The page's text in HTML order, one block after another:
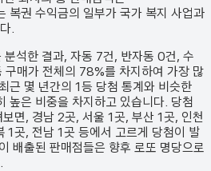
복권 수익금의 일부가 국가 복지 사업과
.
분석한 결과, 자동 7건, 반자동 0건, 수
구매가 전체의 78%를 차지하여 가장 많
근 몇 년간의 1등 당첨 통계와 비슷한
높은 비중을 차지하고 있습니다. 당첨
면, 경남 2곳, 서울 1곳, 부산 1곳, 인천
1곳, 전남 1곳 등에서 고르게 당첨이 발
배출된 판매점들은 향후 로또 명당으로